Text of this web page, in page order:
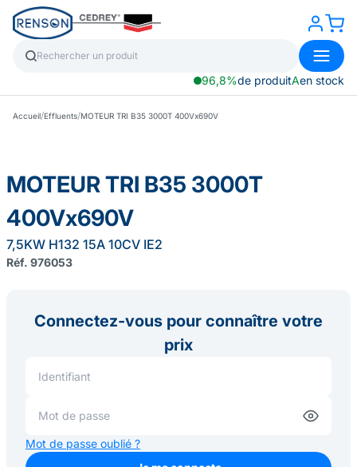
96,8%de produitAen stock
Accueil/Effluents/MOTEUR TRI B35 3000T 400Vx690V
MOTEUR TRI B35 3000T
400Vx690V
7,5KW H132 15A 10CV IE2
Réf. 976053
Connectez-vous pour connaître votre
prix
Mot de passe oublié ?